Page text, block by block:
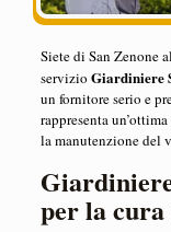
Siete di San Zenone
servizio Giardiniere
un fornitore serio e
rappresenta
la manutenzione del
per la